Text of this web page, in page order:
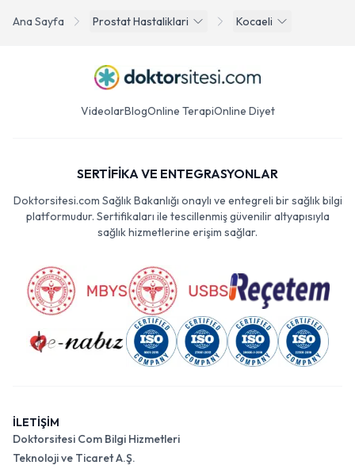
Ana Sayfa Prostat Hastaliklari Kocaeli
VideolarBlogOnline TerapiOnline Diyet
SERTİFİKA VE ENTEGRASYONLAR
Doktorsitesi.com Sağlık Bakanlığı onaylı ve entegreli bir sağlık bilgi
platformudur. Sertifikaları ile tescillenmiş güvenilir altyapısıyla
sağlık hizmetlerine erişim sağlar.
İLETİŞİM
Doktorsitesi Com Bilgi Hizmetleri
Teknoloji ve Ticaret A.Ş.